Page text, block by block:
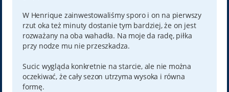
W Henrique zainwestowaliśmy sporo i on na pierwszy
rzut oka też minuty dostanie tym bardziej, że on jest
rozważany na oba wahadła. Na moje da radę, piłka
przy nodze mu nie przeszkadza.
Sucic wygląda konkretnie na starcie, ale nie można
oczekiwać, że cały sezon utrzyma wysoka i równa
formę.